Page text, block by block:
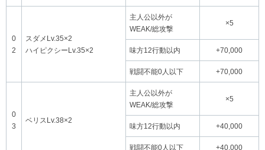
0
2
スダメLv.35×2
ハイピクシーLv.35×2
主人公以外が
WEAK/総攻撃
×5
味方12行動以内 +70,000
戦闘不能0人以下 +70,000
0
3
ベリスLv.38×2
主人公以外が
WEAK/総攻撃
×5
味方12行動以内 +40,000
戦闘不能0人以下 +40,000